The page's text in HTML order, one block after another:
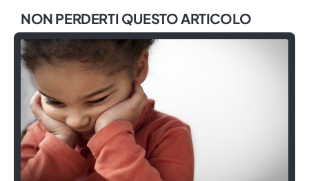
NON PERDERTI QUESTO ARTICOLO